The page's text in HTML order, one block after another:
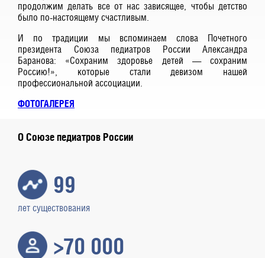
продолжим делать все от нас зависящее, чтобы детство
было по-настоящему счастливым.
И по традиции мы вспоминаем слова Почетного
президента Союза педиатров России Александра
Баранова: «Сохраним здоровье детей — сохраним
Россию!», которые стали девизом нашей
профессиональной ассоциации.
ФОТОГАЛЕРЕЯ
О Союзе педиатров России
99
лет существования
>70 000